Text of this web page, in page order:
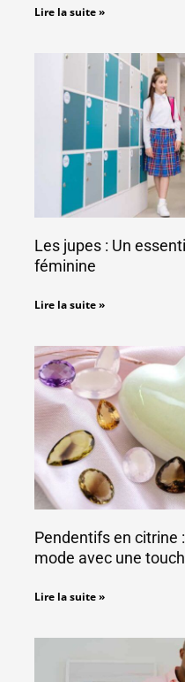
Lire la suite »
Les jupes : Un
féminine
Lire la suite »
Pendentifs en citrine
mode avec une
Lire la suite »